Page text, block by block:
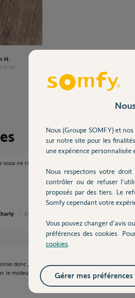
H.
an
vous ne risquez rien à mettre le 3.3.
il y a plus d'un an
donc je risque rien si je mets le 3,3 malgré que
le moteur.
Nous (Groupe SOMFY) et
sur notre site pour les
une expérience personnalisée
Nous respectons votre droit
contrôler ou de refuser
proposés par des tiers. Le
Somfy cependant votre
Vous pouvez changer d'avis
préférences des cookies.
cookies
Gérer mes préférences